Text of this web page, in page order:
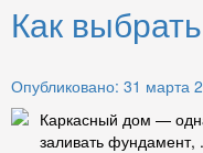
Как
Опубликовано: 31 марта
Каркасный дом —
заливать фундамент,